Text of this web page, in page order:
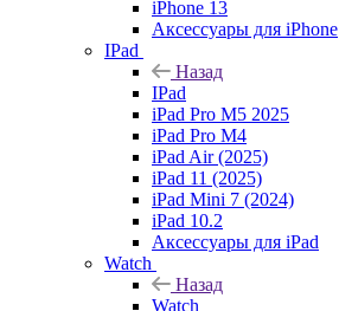
iPhone 13
Аксессуары для iPhone
IPad
Назад
IPad
iPad Pro M5 2025
iPad Pro M4
iPad Air (2025)
iPad 11 (2025)
iPad Mini 7 (2024)
iPad 10.2
Аксессуары для iPad
Watch
Назад
Watch